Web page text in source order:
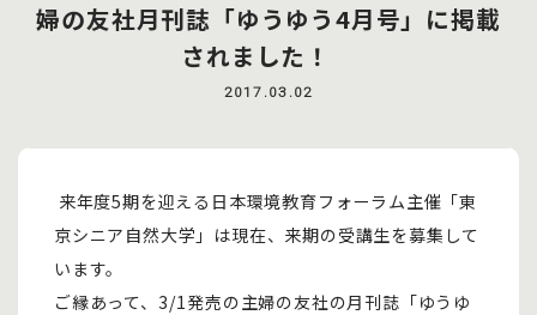
婦の友社月刊誌「ゆうゆう4月号」に掲載
されました！
2017.03.02
来年度5期を迎える日本環境教育フォーラム主催「東
京シニア自然大学」は現在、来期の受講生を募集して
います。
ご縁あって、3/1発売の主婦の友社の月刊誌「ゆうゆ